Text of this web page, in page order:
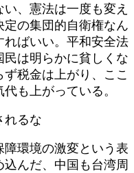
、憲法は一度も変え
定の集団的自衛権なん
ばいい。平和安全法
民は明らかに貧しくな
税金は上がり、ここ
も上がっている。
れるな
環境の激変という表
んだ、中国も台湾周